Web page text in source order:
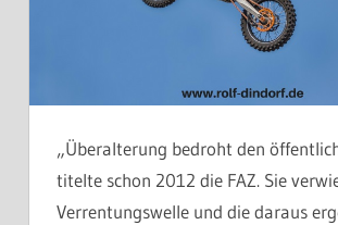
„Überalterung bedroht den
titelte schon 2012 die FAZ. Sie
Verrentungswelle und die daraus